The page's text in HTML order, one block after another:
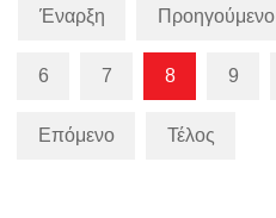
Έναρξη Προηγούμενο
6 7 8 9
Επόμενο Τέλος